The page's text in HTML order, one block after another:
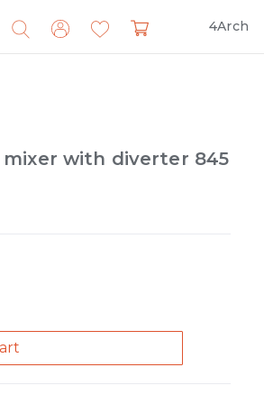
4Arch
Search
for:
with diverter 845